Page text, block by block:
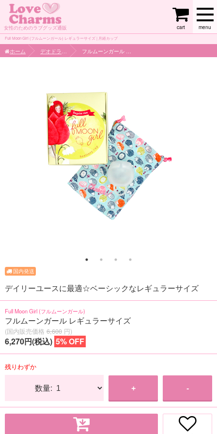
女性のためのラブグッズ通販 menu
cart
Full Moon Girl (フルムーンガール) レギュラーサイズ | 月経カップ
ホーム
デイリーユースに最適☆ベーシックなレギュラーサイズ
Full Moon Girl (フルムーンガール)
フルムーンガール レギュラーサイズ
(国内販売価格 6,600 円)
6,270円(税込) 5% OFF
残りわずか
数量: + -